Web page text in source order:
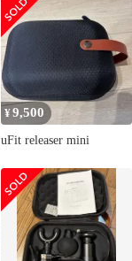
¥9,500
uFit releaser mini